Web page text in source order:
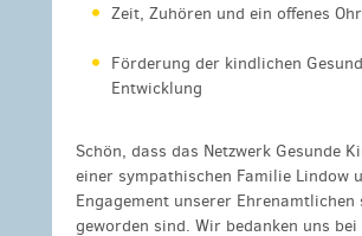
Zeit, Zuhören und ein offenes Ohr
Förderung der kindlichen
Entwicklung
Schön, dass das Netzwerk Gesunde
einer sympathischen Familie Lindow
Engagement unserer
geworden sind. Wir bedanken uns